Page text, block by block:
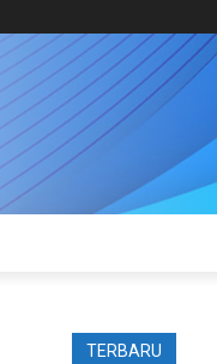
TERBARU